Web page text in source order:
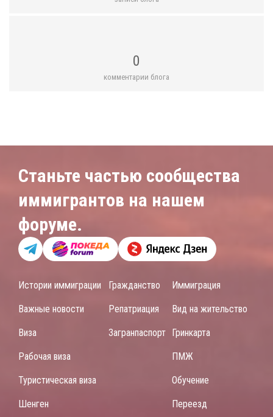
0
комментарии блога
Станьте частью сообщества
иммигрантов на нашем
форуме.
Истории иммиграции
Важные новости
Виза
Рабочая виза
Туристическая виза
Шенген
Гражданство
Репатриация
Загранпаспорт
Иммиграция
Вид на жительство
Гринкарта
ПМЖ
Обучение
Переезд